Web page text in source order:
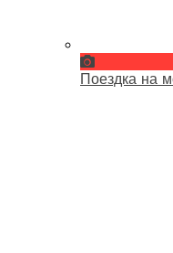
Поездка на